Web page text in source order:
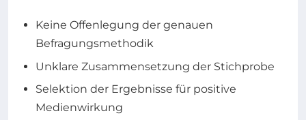
Keine Offenlegung der genauen
Befragungsmethodik
Unklare Zusammensetzung der Stichprobe
Selektion der Ergebnisse für positive
Medienwirkung